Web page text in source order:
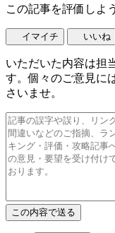
この記事を評価しよ
イマイチ いいね
いただいた内容は担
す。個々のご意見に
さいませ。